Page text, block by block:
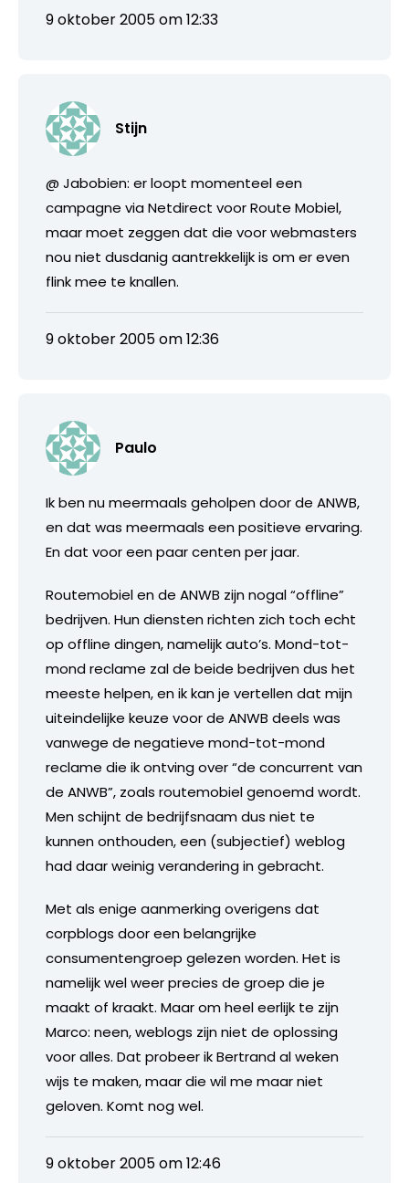
9 oktober 2005 om 12:33
Stijn
@ Jabobien: er loopt momenteel een
campagne via Netdirect voor Route Mobiel,
maar moet zeggen dat die voor webmasters
nou niet dusdanig aantrekkelijk is om er even
flink mee te knallen.
9 oktober 2005 om 12:36
Paulo
Ik ben nu meermaals geholpen door de ANWB,
en dat was meermaals een positieve ervaring.
En dat voor een paar centen per jaar.
Routemobiel en de ANWB zijn nogal “offline”
bedrijven. Hun diensten richten zich toch echt
op offline dingen, namelijk auto’s. Mond-tot-
mond reclame zal de beide bedrijven dus het
meeste helpen, en ik kan je vertellen dat mijn
uiteindelijke keuze voor de ANWB deels was
vanwege de negatieve mond-tot-mond
reclame die ik ontving over “de concurrent van
de ANWB”, zoals routemobiel genoemd wordt.
Men schijnt de bedrijfsnaam dus niet te
kunnen onthouden, een (subjectief) weblog
had daar weinig verandering in gebracht.
Met als enige aanmerking overigens dat
corpblogs door een belangrijke
consumentengroep gelezen worden. Het is
namelijk wel weer precies de groep die je
maakt of kraakt. Maar om heel eerlijk te zijn
Marco: neen, weblogs zijn niet de oplossing
voor alles. Dat probeer ik Bertrand al weken
wijs te maken, maar die wil me maar niet
geloven. Komt nog wel.
9 oktober 2005 om 12:46